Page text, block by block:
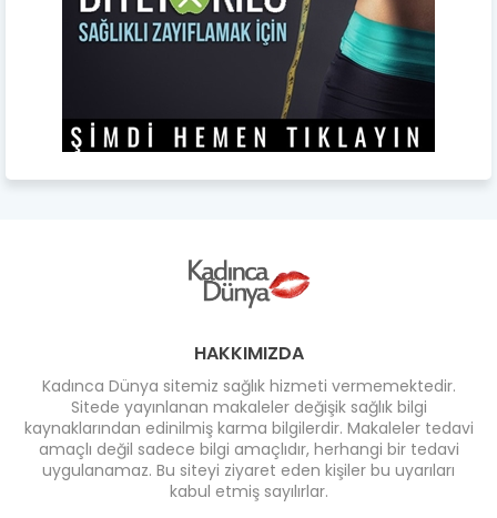
HAKKIMIZDA
Kadınca Dünya sitemiz sağlık hizmeti vermemektedir.
Sitede yayınlanan makaleler değişik sağlık bilgi
kaynaklarından edinilmiş karma bilgilerdir. Makaleler tedavi
amaçlı değil sadece bilgi amaçlıdır, herhangi bir tedavi
uygulanamaz. Bu siteyi ziyaret eden kişiler bu uyarıları
kabul etmiş sayılırlar.